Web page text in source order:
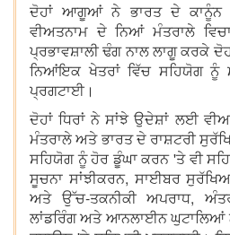
ਦੋਹਾਂ ਆਗੂਆਂ ਨੇ ਭਾਰਤ ਦੇ
ਵੀਅਤਨਾਮ ਦੇ ਨਿਆਂ ਮੰਤਰਾਲੇ
ਪ੍ਰਭਾਵਸ਼ਾਲੀ ਢੰਗ ਨਾਲ ਲਾਗੂ ਕਰਕੇ
ਨਿਆਂਇਕ ਖੇਤਰਾਂ ਵਿੱਚ ਸਹਿਯੋਗ ਨੂੰ
ਪ੍ਰਗਟਾਈ।
ਦੋਹਾਂ ਧਿਰਾਂ ਨੇ ਸਾਂਝੇ ਉਦੇਸ਼ਾਂ ਲਈ
ਮੰਤਰਾਲੇ ਅਤੇ ਭਾਰਤ ਦੇ ਰਾਸ਼ਟਰੀ
ਸਹਿਯੋਗ ਨੂੰ ਹੋਰ ਡੂੰਘਾ ਕਰਨ 'ਤੇ ਵੀ
ਸੂਚਨਾ ਸਾਂਝੀਕਰਨ, ਸਾਈਬਰ
ਅਤੇ ਉੱਚ-ਤਕਨੀਕੀ ਅਪਰਾਧ,
ਲਾਂਡਰਿੰਗ ਅਤੇ ਆਨਲਾਈਨ ਘੁਟਾਲਿਆਂ